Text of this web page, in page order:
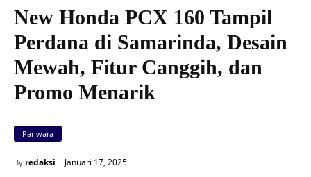
New Honda PCX 160 Tampil
Perdana di Samarinda, Desain
Mewah, Fitur Canggih, dan
Promo Menarik
Pariwara
By redaksi Januari 17, 2025